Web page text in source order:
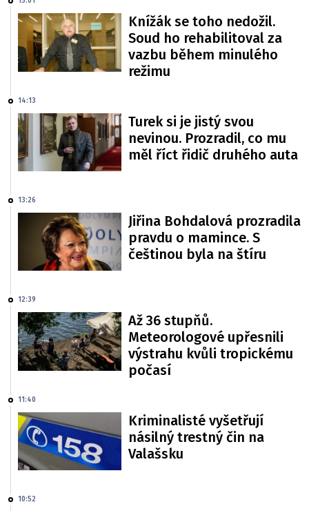
Knížák se toho nedožil.
Soud ho rehabilitoval za
vazbu během minulého
režimu
14:13
Turek si je jistý svou
nevinou. Prozradil, co mu
měl říct řidič druhého auta
13:26
Jiřina Bohdalová prozradila
pravdu o mamince. S
češtinou byla na štíru
12:39
Až 36 stupňů.
Meteorologové upřesnili
výstrahu kvůli tropickému
počasí
11:40
Kriminalisté vyšetřují
násilný trestný čin na
Valašsku
10:52